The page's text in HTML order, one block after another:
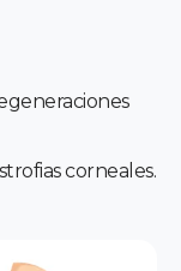
corneales.